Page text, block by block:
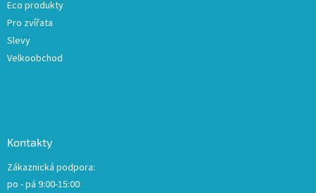
Eco produkty
Pro zvířata
Slevy
Velkoobchod
Kontakty
Zákaznická podpora:
po - pá 9:00-15:00